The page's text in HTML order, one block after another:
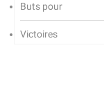
Buts pour
Victoires